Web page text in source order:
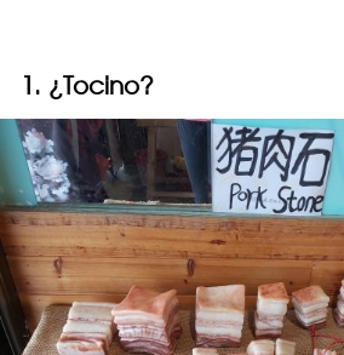
1. ¿Tocino?